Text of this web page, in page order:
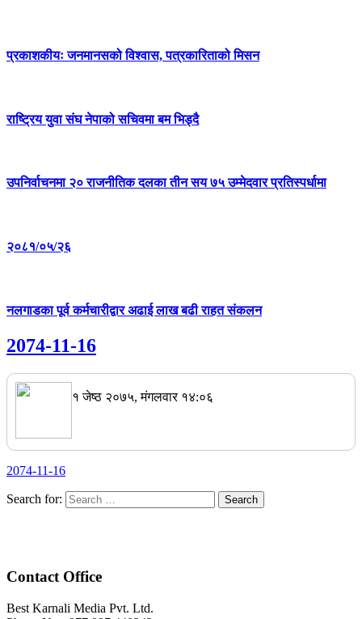
प्रकाशकीयः जनमानसको विश्वास, पत्रकारिताको मिसन
राष्ट्रिय युवा संघ नेपाको सचिवमा बम भिड्दै
उपनिर्वाचनमा २० राजनीतिक दलका तीन सय ७५ उम्मेदवार प्रतिस्पर्धामा
२०८१/०५/२६
नलगाडका पूर्व कर्मचारीद्वार अढाई लाख बढी राहत संकलन
2074-11-16
१ जेष्ठ २०७५, मंगलवार १४:०६
2074-11-16
Search for:
Contact Office
Best Karnali Media Pvt. Ltd.